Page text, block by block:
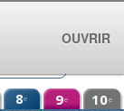
8e 9e 10e
OUVRIR